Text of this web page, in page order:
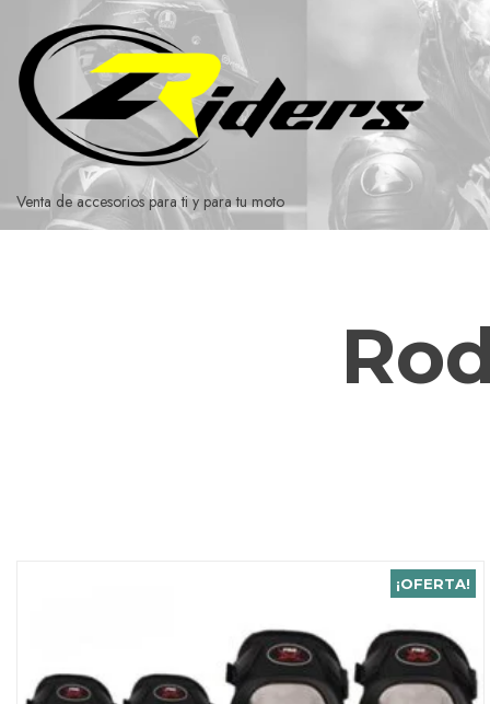
contenido
Venta de accesorios para ti y para tu moto
¡OFERTA!